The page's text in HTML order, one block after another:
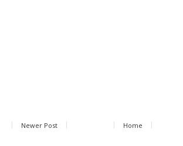
Newer Post Home